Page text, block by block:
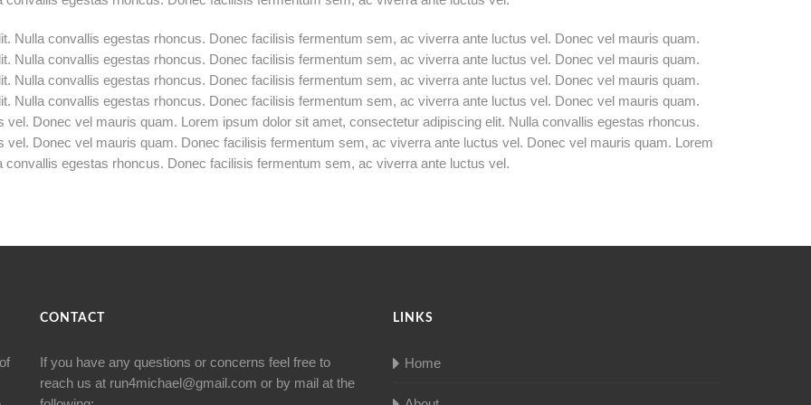
Nulla convallis egestas rhoncus. Donec facilisis fermentum sem, ac viverra ante luctus vel. Donec vel mauris quam.
Nulla convallis egestas rhoncus. Donec facilisis fermentum sem, ac viverra ante luctus vel. Donec vel mauris quam.
Nulla convallis egestas rhoncus. Donec facilisis fermentum sem, ac viverra ante luctus vel. Donec vel mauris quam.
Nulla convallis egestas rhoncus. Donec facilisis fermentum sem, ac viverra ante luctus vel. Donec vel mauris quam.
Donec vel mauris quam. Lorem ipsum dolor sit amet, consectetur adipiscing elit. Nulla convallis egestas rhoncus.
Donec vel mauris quam. Donec facilisis fermentum sem, ac viverra ante luctus vel. Donec vel mauris quam. Lorem
egestas rhoncus. Donec facilisis fermentum sem, ac viverra ante luctus vel.
CONTACT
If you have any questions or concerns feel free to
reach us at run4michael@gmail.com or by mail at the
LINKS
Home